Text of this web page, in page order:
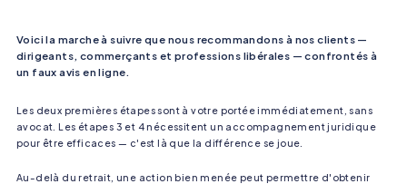
Voici la marche à suivre que nous recommandons à nos clients —
dirigeants, commerçants et professions libérales — confrontés à
un faux avis en ligne.
Les deux premières étapes sont à votre portée immédiatement, sans
avocat. Les étapes 3 et 4 nécessitent un accompagnement juridique
pour être efficaces — c'est là que la différence se joue.
Au-delà du retrait, une action bien menée peut permettre d'obtenir